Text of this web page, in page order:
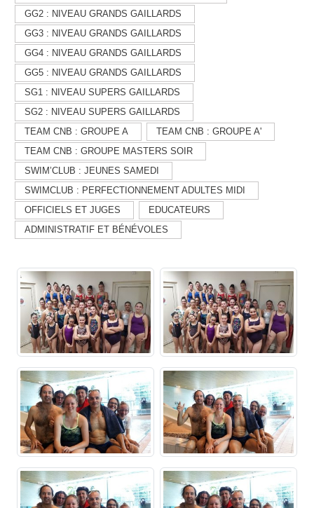
GG2 : NIVEAU GRANDS GAILLARDS
GG3 : NIVEAU GRANDS GAILLARDS
GG4 : NIVEAU GRANDS GAILLARDS
GG5 : NIVEAU GRANDS GAILLARDS
SG1 : NIVEAU SUPERS GAILLARDS
SG2 : NIVEAU SUPERS GAILLARDS
TEAM CNB : GROUPE A
TEAM CNB : GROUPE A'
TEAM CNB : GROUPE MASTERS SOIR
SWIM’CLUB : JEUNES SAMEDI
SWIMCLUB : PERFECTIONNEMENT ADULTES MIDI
OFFICIELS ET JUGES
EDUCATEURS
ADMINISTRATIF ET BÉNÉVOLES